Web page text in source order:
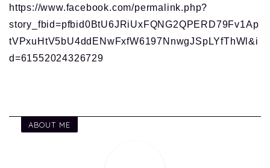
https://www.facebook.com/permalink.php?
story_fbid=pfbid0BtU6JRiUxFQNG2QPERD79Fv1Ap
tVPxuHtV5bU4ddENwFxfW6197NnwgJSpLYfThWl&i
d=61552024326729
ABOUT ME